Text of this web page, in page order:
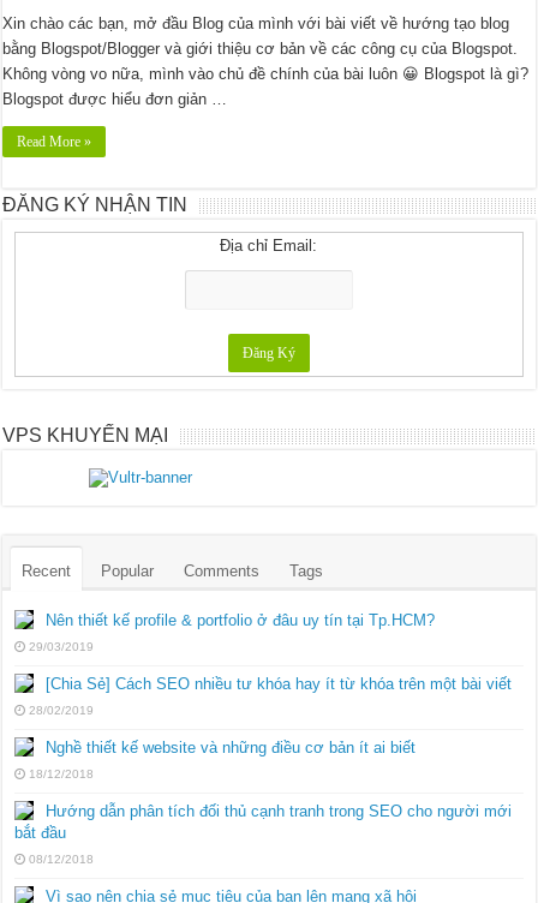
Xin chào các bạn, mở đầu Blog của mình với bài viết về hướng tạo blog
bằng Blogspot/Blogger và giới thiệu cơ bản về các công cụ của Blogspot.
Không vòng vo nữa, mình vào chủ đề chính của bài luôn 😀 Blogspot là gì?
Blogspot được hiểu đơn giản …
Read More »
ĐĂNG KÝ NHẬN TIN
Địa chỉ Email:
VPS KHUYẾN MẠI
Recent Popular Comments Tags
Nên thiết kế profile & portfolio ở đâu uy tín tại Tp.HCM?
29/03/2019
[Chia Sẻ] Cách SEO nhiều tư khóa hay ít từ khóa trên một bài viết
28/02/2019
Nghề thiết kế website và những điều cơ bản ít ai biết
18/12/2018
Hướng dẫn phân tích đối thủ cạnh tranh trong SEO cho người mới
bắt đầu
08/12/2018
Vì sao nên chia sẻ mục tiêu của bạn lên mạng xã hội